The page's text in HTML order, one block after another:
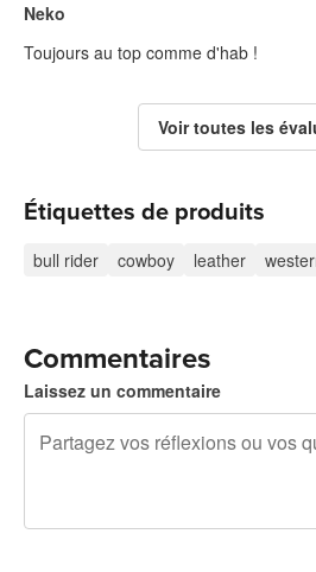
Neko
Toujours au top comme d'hab !
Voir toutes les
Étiquettes de produits
bull rider cowboy leather
Commentaires
Laissez un commentaire